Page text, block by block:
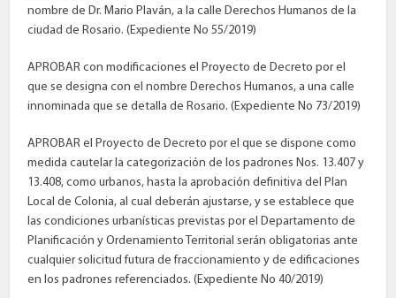
nombre de Dr. Mario Plaván, a la calle Derechos Humanos de la
ciudad de Rosario. (Expediente No 55/2019)
APROBAR con modificaciones el Proyecto de Decreto por el
que se designa con el nombre Derechos Humanos, a una calle
innominada que se detalla de Rosario. (Expediente No 73/2019)
APROBAR el Proyecto de Decreto por el que se dispone como
medida cautelar la categorización de los padrones Nos. 13.407 y
13.408, como urbanos, hasta la aprobación definitiva del Plan
Local de Colonia, al cual deberán ajustarse, y se establece que
las condiciones urbanísticas previstas por el Departamento de
Planificación y Ordenamiento Territorial serán obligatorias ante
cualquier solicitud futura de fraccionamiento y de edificaciones
en los padrones referenciados. (Expediente No 40/2019)